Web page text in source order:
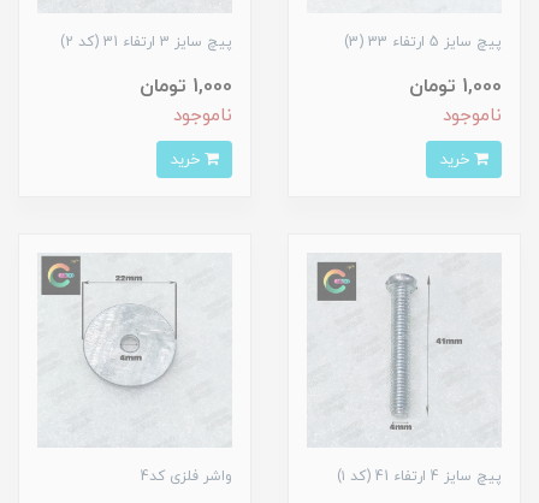
پیچ سایز 5 ارتفاء 33 (3)
1,000 تومان
ناموجود
پیچ سایز 3 ارتفاء 31 (کد 2)
1,000 تومان
ناموجود
پیچ سایز 4 ارتفاء 41 (کد ۱) واشر فلزی کد4